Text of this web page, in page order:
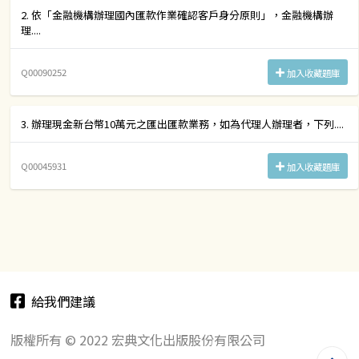
2. 依「金融機構辦理國內匯款作業確認客戶身分原則」，金融機構辦
理....
Q00090252 加入收藏題庫
3. 辦理現金新台幣10萬元之匯出匯款業務，如為代理人辦理者，下列....
Q00045931 加入收藏題庫
給我們建議
版權所有 © 2022 宏典文化出版股份有限公司